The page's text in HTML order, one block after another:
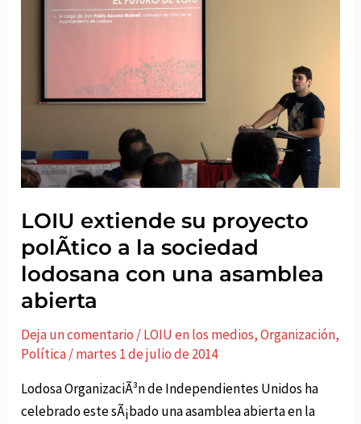
LOIU extiende su proyecto
polÃ­tico a la sociedad
lodosana con una asamblea
abierta
Deja un comentario /LOIU en los medios,Organización,
Polí­tica/martes 1 de julio de 2014
Lodosa OrganizaciÃ³n de Independientes Unidos ha
celebrado este sÃ¡bado una asamblea abierta en la